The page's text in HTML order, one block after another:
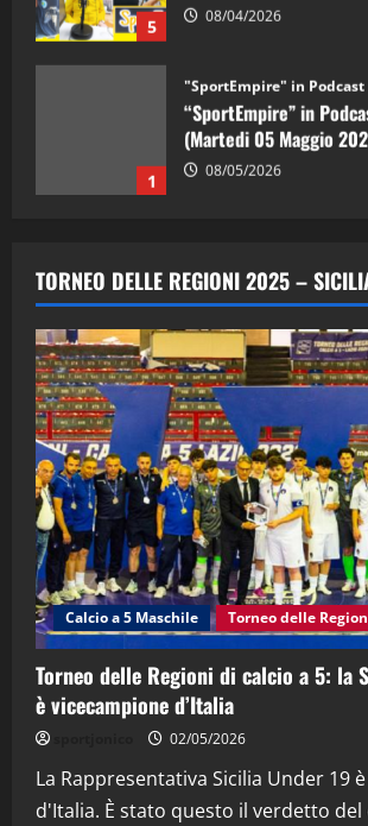
5 08/04/2026
1
"SportEmpire" in Podcast
“SportEmpire” in
(Martedi 05 Maggio
08/05/2026
2
“SportEmpire” in
(Martedi 28 Aprile
3
"SportEmpire" in Podcast
“SportEmpire” in
(Martedi 21 Aprile
21/04/2026
4
"SportEmpire" in Podcast
“SportEmpire” in
(Martedi 14 Aprile
15/04/2026
"SportEmpire" in Podcast
“SportEmpire” in
08/04/2026
TORNEO DELLE REGIONI 2025 –
Calcio a 5 Maschile Torneo delle
Torneo delle Regioni di calcio a 5: la
è vicecampione d’Italia
02/05/2026
La Rappresentativa Sicilia Under 19
d'Italia. È stato questo il verdetto